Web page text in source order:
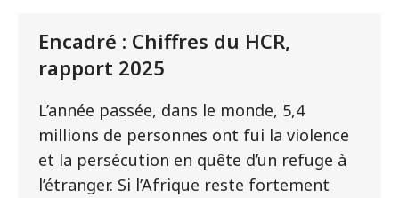
Encadré : Chiffres du HCR,
rapport 2025
L’année passée, dans le monde, 5,4
millions de personnes ont fui la violence
et la persécution en quête d’un refuge à
l’étranger. Si l’Afrique reste fortement